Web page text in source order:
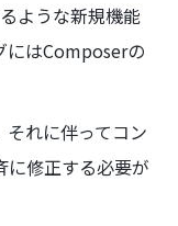
ような新規機能
にはComposerの
れに伴ってコン
に修正する必要が